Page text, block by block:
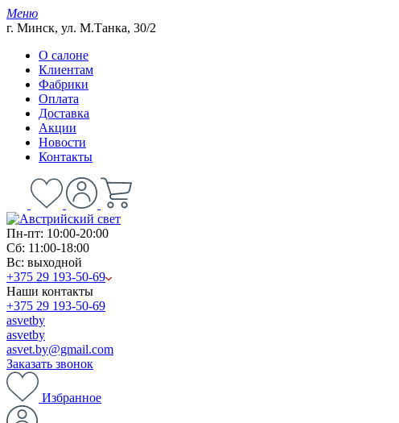
Меню
г. Минск, ул. М.Танка, 30/2
О салоне
Клиентам
Фабрики
Оплата
Доставка
Акции
Новости
Контакты
Пн-пт: 10:00-20:00
Сб: 11:00-18:00
Вс: выходной
+375 29 193-50-69
Наши контакты
+375 29 193-50-69
asvetby
asvetby
asvet.by@gmail.com
Заказать звонок
Избранное